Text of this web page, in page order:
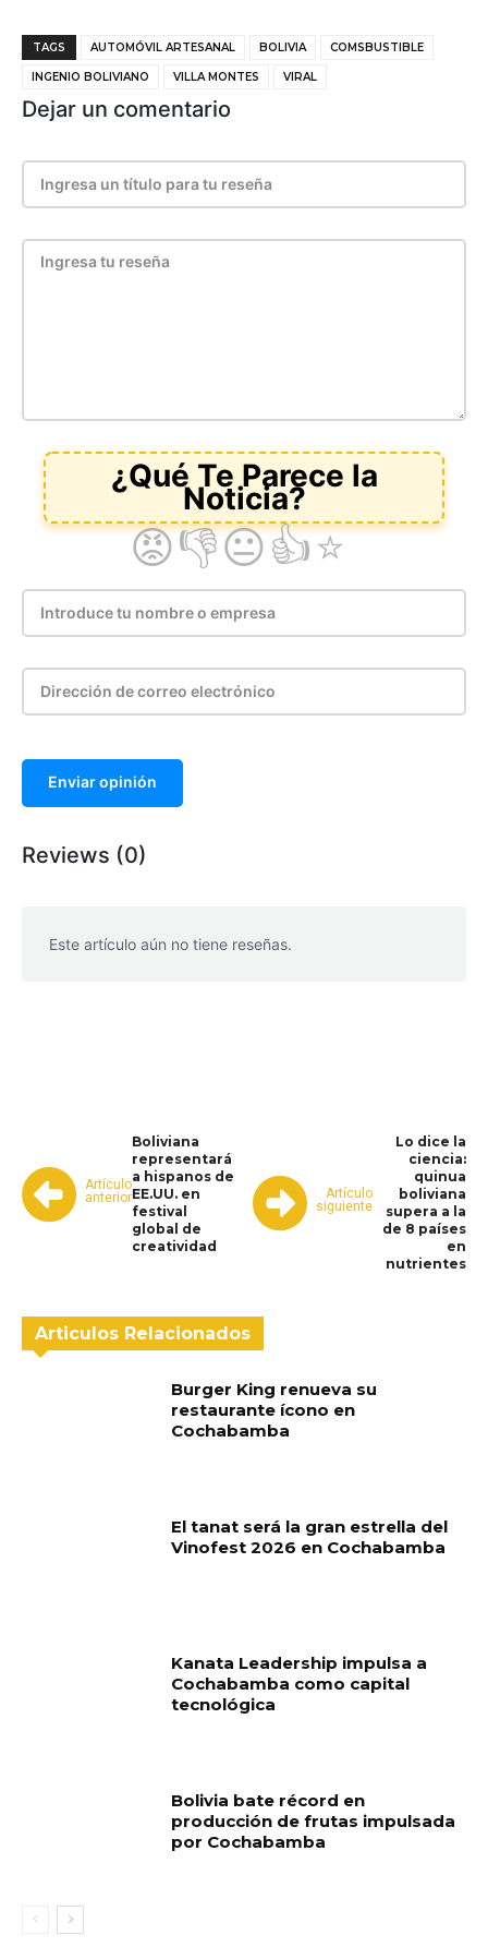
TAGS AUTOMÓVIL ARTESANAL BOLIVIA COMSBUSTIBLE
INGENIO BOLIVIANO VILLA MONTES VIRAL
Dejar un comentario
Enviar opinión
Reviews (0)
Este artículo aún no tiene reseñas.
Artículo
anterior
Boliviana
representará
a hispanos de
EE.UU. en
festival
global de
creatividad
Artículo
siguiente
Lo dice la
ciencia:
quinua
boliviana
supera a la
de 8 países
en
nutrientes
Articulos Relacionados
Burger King renueva su
restaurante ícono en
Cochabamba
El tanat será la gran estrella del
Vinofest 2026 en Cochabamba
Kanata Leadership impulsa a
Cochabamba como capital
tecnológica
Bolivia bate récord en
producción de frutas impulsada
por Cochabamba